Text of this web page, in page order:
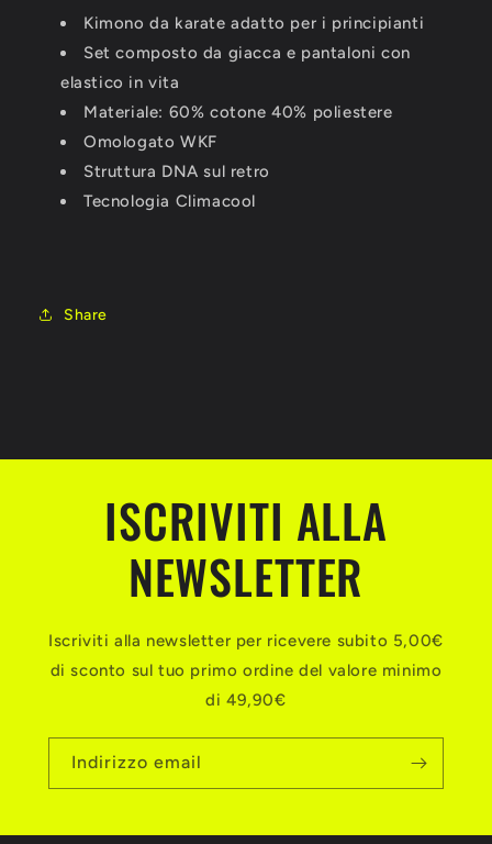
Kimono da karate adatto per i principianti
Set composto da giacca e pantaloni con
elastico in vita
Materiale: 60% cotone 40% poliestere
Omologato WKF
Struttura DNA sul retro
Tecnologia Climacool
Share
ISCRIVITI ALLA
NEWSLETTER
Iscriviti alla newsletter per ricevere subito 5,00€
di sconto sul tuo primo ordine del valore minimo
di 49,90€
Indirizzo email